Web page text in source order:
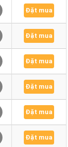
Đặt mua
Đặt mua
Đặt mua
Đặt mua
Đặt mua
Đặt mua